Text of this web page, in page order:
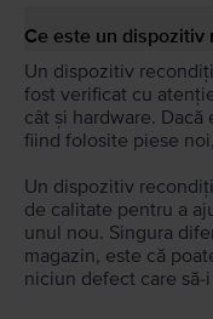
Ce este un dispozitiv
Un dispozitiv
fost verificat cu
cât și hardware.
fiind folosite piese
Un dispozitiv
de calitate pentru a
unul nou. Singura
magazin, este că
niciun defect care